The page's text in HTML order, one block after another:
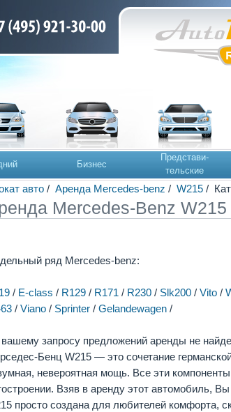
Бизнес
Представи-
тельские
авто/ Аренда Mercedes-benz / W215/
Mercedes-Benz W215
ряд Mercedes-benz:
/ E-class / R129/ R171 / R230/ Slk200/ Vito/
/ Viano/ Sprinter/ Gelandewagen/
запросу предложений аренды не
Бенц W215 — это сочетание
невероятная мощь. Все эти
Взяв в аренду этот автомобиль,
просто создана для любителей комфорта,